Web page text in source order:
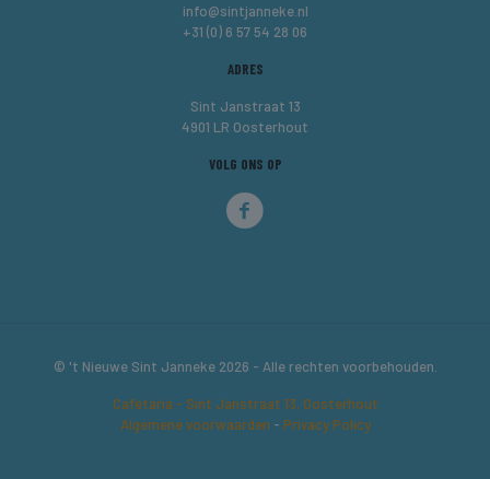
info@sintjanneke.nl
+31 (0) 6 57 54 28 06
ADRES
Sint Janstraat 13
4901 LR Oosterhout
VOLG ONS OP
© 't Nieuwe Sint Janneke 2026 - Alle rechten voorbehouden.
Cafetaria - Sint Janstraat 13, Oosterhout
Algemene voorwaarden - Privacy Policy